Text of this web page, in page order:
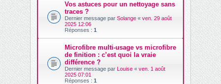
Vos astuces pour un nettoyage sans
traces ?
Dernier message par Solange « ven. 29 août
2025 12:06
Réponses : 1
Microfibre multi-usage vs microfibre
de finition : c’est quoi la vraie
différence ?
Dernier message par Louise « ven. 1 août
2025 07:01
Réponses : 1